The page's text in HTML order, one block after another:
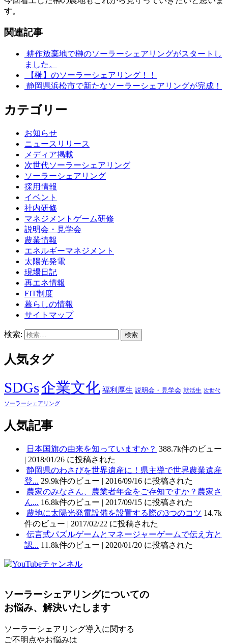
す。
関連記事
耕作放棄地で榊のソーラーシェアリングがスタートし
ました。
【榊】のソーラーシェアリング！！
静岡県浜松市で新たなソーラーシェアリングが完成！
カテゴリー
お知らせ
ニュースリリース
メディア掲載
次世代ソーラーシェアリング
ソーラーシェアリング
採用情報
イベント
社内研修
マネジメントゲーム研修
説明会・見学会
農業情報
エネルギーマネジメント
太陽光発電
現場日記
再エネ情報
FIT制度
暮らしの情報
サイトマップ
検索:
人気タグ
SDGs企業文化 福利厚生 説明会・見学会 就活生 次世代
ソーラーシェアリング
人気記事
日本国旗の由来を知っていますか？ 388.7k件のビュー
| 2018/01/26 に投稿された
静岡県のわさびを世界遺産に！県主導で世界農業遺産
登... 29.9k件のビュー | 2016/09/16 に投稿された
農家のみなさん、農業者年金をご存知ですか？農家さ
ん... 16.8k件のビュー | 2017/09/15 に投稿された
農地に太陽光発電設備を設置する際の3つのコツ 14.7k
件のビュー | 2017/02/22 に投稿された
伝言式パズルゲームとマネージャーゲームで伝え方と
認... 11.8k件のビュー | 2020/01/20 に投稿された
ソーラーシェアリングについての
お悩み、解決いたします
ソーラーシェアリング導入に関する
ご不明点やお悩みは